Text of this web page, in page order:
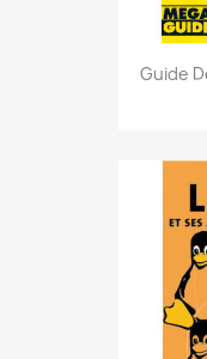
Guide